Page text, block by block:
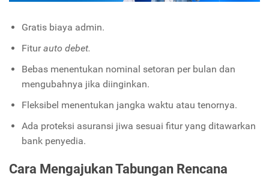
Gratis biaya admin.
Fiturauto debet.
Bebas menentukan nominal setoran per bulan dan
mengubahnya jika diinginkan.
Fleksibel menentukan jangka waktu atau tenornya.
Ada proteksi asuransi jiwa sesuai fitur yang ditawarkan
bank penyedia.
Cara Mengajukan Tabungan Rencana